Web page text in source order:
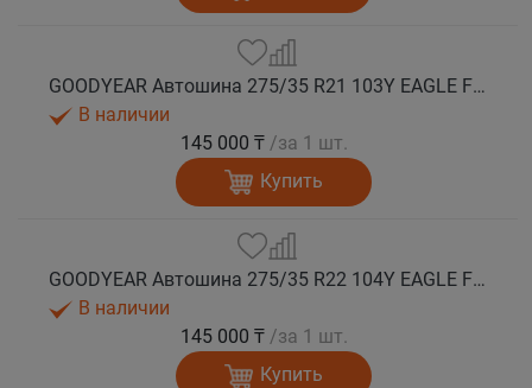
GOODYEAR Автошина 275/35 R21 103Y EAGLE F1 ASYMMETRIC 6 XL FP EV-Ready лето
В наличии
145 000 ₸ /за 1 шт.
Купить
GOODYEAR Автошина 275/35 R22 104Y EAGLE F1 ASYMMETRIC 6 XL FP EV-Ready лето
В наличии
145 000 ₸ /за 1 шт.
Купить